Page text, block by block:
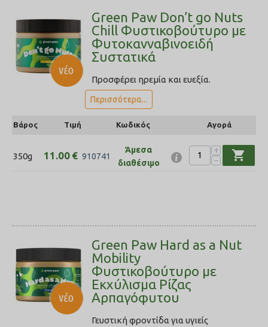
Green Paw Don’t go Nuts
Chill Φυστικοβούτυρο με
Φυτοκανναβινοειδή
Συστατικά
Προσφέρει ηρεμία και ευεξία.
Περισσότερα...
Βάρος Τιμή Κωδικός Αγορά
350g 11.00 € 910741
Άμεσα
διαθέσιμο
+
−
shopping_cart
Green Paw Hard as a Νut
Mobility
Φυστικοβούτυρο με
Εκχύλισμα Ρίζας
Αρπαγόφυτου
Γευστική φροντίδα για υγιείς